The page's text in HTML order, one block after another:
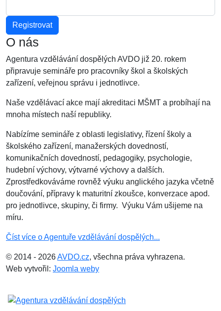
Registrovat
O nás
Agentura vzdělávání dospělých AVDO již 20. rokem
připravuje semináře pro pracovníky škol a školských
zařízení, veřejnou správu i jednotlivce.
Naše vzdělávací akce mají akreditaci MŠMT a probíhají na
mnoha místech naší republiky.
Nabízíme semináře z oblasti legislativy, řízení školy a
školského zařízení, manažerských dovedností,
komunikačních dovedností, pedagogiky, psychologie,
hudební výchovy, výtvarné výchovy a dalších.
Zprostředkováváme rovněž výuku anglického jazyka včetně
doučování, přípravy k maturitní zkoušce, konverzace apod.
pro jednotlivce, skupiny, či firmy. Výuku Vám ušijeme na
míru.
Číst více o Agentuře vzdělávání dospělých...
© 2014 - 2026AVDO.cz, všechna práva vyhrazena.
Web vytvořil: Joomla weby